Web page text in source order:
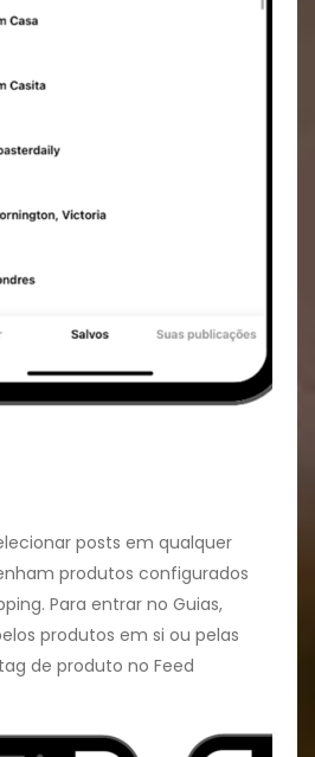
posts em qualquer
produtos configurados
Para entrar no Guias,
produtos em si ou pelas
de produto no Feed